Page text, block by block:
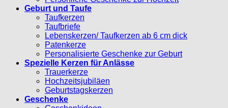
Geburt und Taufe
Taufkerzen
Taufbriefe
Lebenskerzen/ Taufkerzen ab 6 cm dick
Patenkerze
Personalisierte Geschenke zur Geburt
Spezielle Kerzen für Anlässe
Trauerkerze
Hochzeitsjubiläen
Geburtstagskerzen
Geschenke